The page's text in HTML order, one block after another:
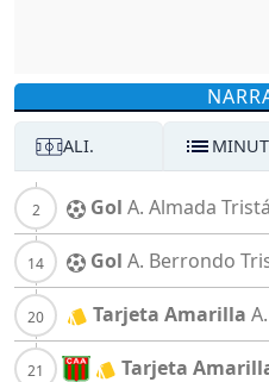
ALI.
Gol A. Almada
Gol A. Berrondo
Tarjeta Amarilla
Tarjeta